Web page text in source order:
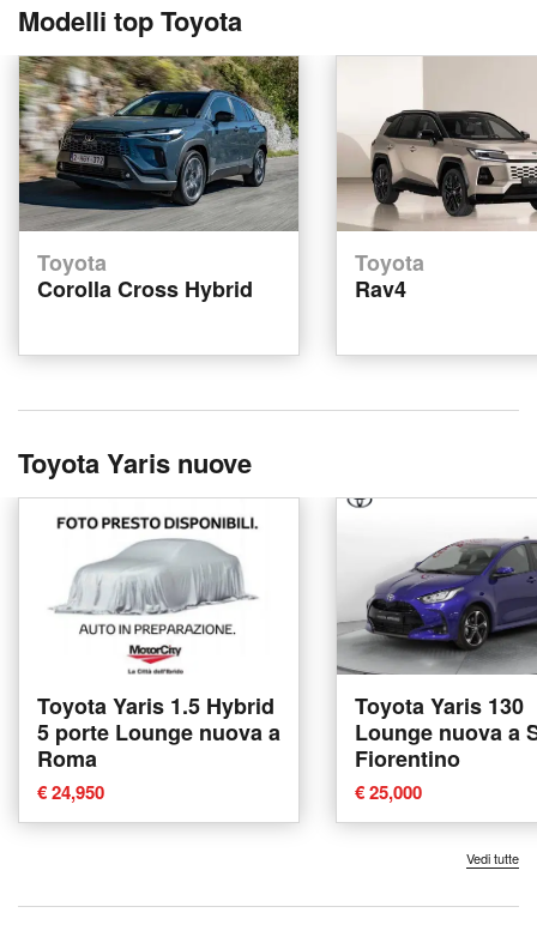
Modelli top Toyota
Toyota
Corolla Cross Hybrid
Toyota
Rav4
Toyota Yaris nuove
Toyota Yaris 1.5 Hybrid
5 porte Lounge nuova a
Roma
€ 24,950
Toyota Yaris 130
Lounge nuova a
Fiorentino
€ 25,000
Vedi tutte